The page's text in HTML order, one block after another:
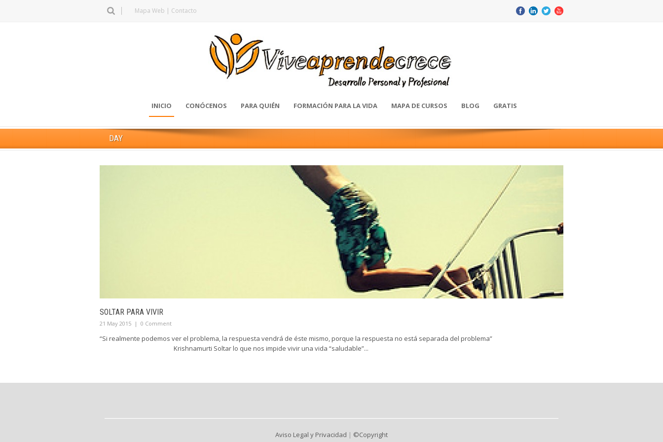
Mapa Web | Contacto
INICIO CONÓCENOS PARA QUIÉN FORMACIÓN PARA LA VIDA MAPA DE CURSOS BLOG GRATIS
DAY
SOLTAR PARA VIVIR
21 May 2015 | 0 Comment
“Si realmente podemos ver el problema, la respuesta vendrá de éste mismo, porque la respuesta no está separada del problema”
Krishnamurti Soltar lo que nos impide vivir una vida “saludable”...
Aviso Legal y Privacidad | ©Copyright